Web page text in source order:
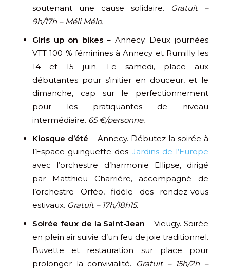
soutenant une cause solidaire.
Gratuit –
9h/17h – Méli Mélo.
Girls up on bikes– Annecy. Deux journées
VTT 100 % féminines à Annecy et Rumilly les
14 et 15 juin. Le samedi, place aux
débutantes pour s’initier en douceur, et le
dimanche, cap sur le perfectionnement
pour les pratiquantes de niveau
intermédiaire. 65 €/personne.
Kiosque d’été – Annecy. Débutez la soirée à
l’Espace guinguette des Jardins de l’Europe
avec l’orchestre d’harmonie Ellipse, dirigé
par Matthieu Charrière, accompagné de
l’orchestre Orféo, fidèle des rendez-vous
estivaux. Gratuit – 17h/18h15.
Soirée feux de la Saint-Jean – Vieugy. Soirée
en plein air suivie d’un feu de joie traditionnel.
Buvette et restauration sur place pour
prolonger la convivialité. Gratuit – 15h/2h –